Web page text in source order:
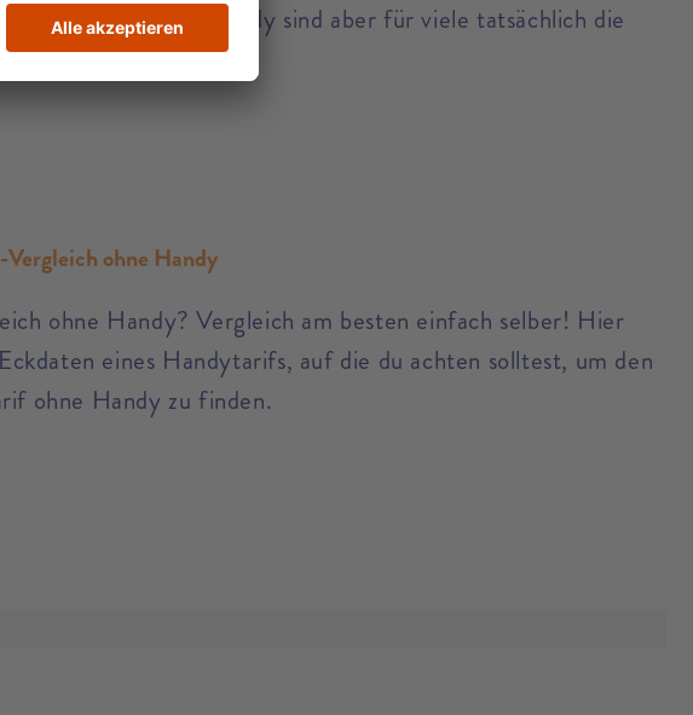
ohne Handy sind aber für viele tatsächlich die
ohne Handy
ohne Handy? Vergleich am besten einfach selber! Hier
eines Handytarifs, auf die du achten solltest, um den
ohne Handy zu finden.